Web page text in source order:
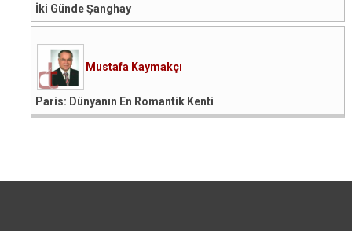
İki Günde Şanghay
Mustafa Kaymakçı
Paris: Dünyanın En Romantik Kenti